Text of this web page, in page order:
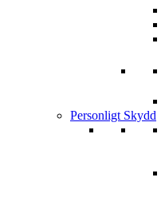
Personligt Skydd